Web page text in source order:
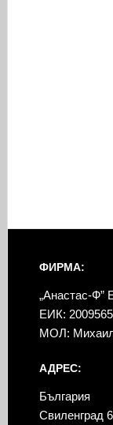
ФИРМА:
„Анастас-
ЕИК:
МОЛ:
АДРЕС:
България
Свиленград